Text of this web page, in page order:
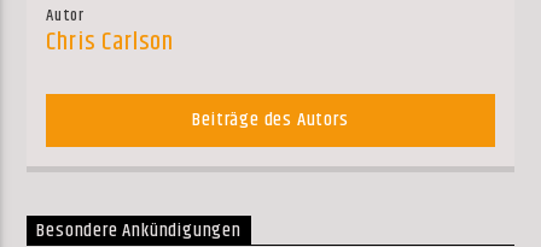
Autor
Chris Carlson
Beiträge des Autors
Besondere Ankündigungen